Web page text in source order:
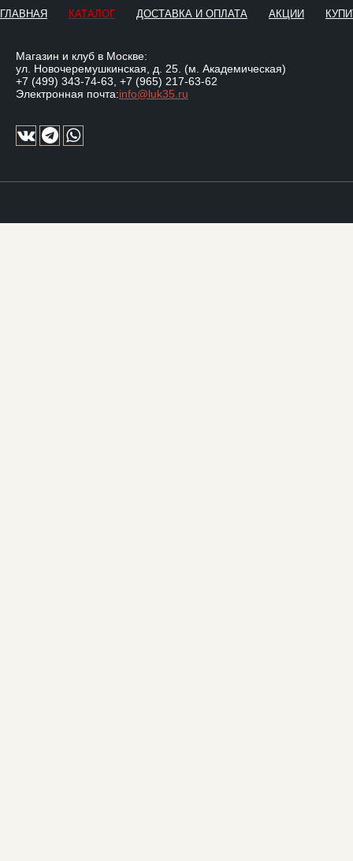
ГЛАВНАЯ КАТАЛОГ ДОСТАВКА И ОПЛАТА АКЦИИ
Магазин и клуб в Москве:
ул. Новочеремушкинская, д. 25. (м. Академическая)
+7 (499) 343-74-63 +7 (965) 217-63-62
Электронная почта:info@luk35.ru